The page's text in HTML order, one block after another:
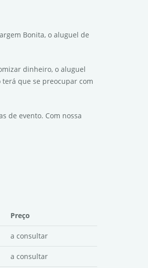
Bonita, o aluguel de
dinheiro, o aluguel
que se preocupar com
de evento. Com nossa
Preço
a consultar
a consultar